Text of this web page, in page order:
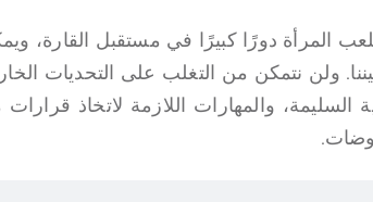
المرأة دورًا كبيرًا في مستقبل القارة،
ولن نتمكن من التغلب على التحديات
السليمة، والمهارات اللازمة لاتخاذ